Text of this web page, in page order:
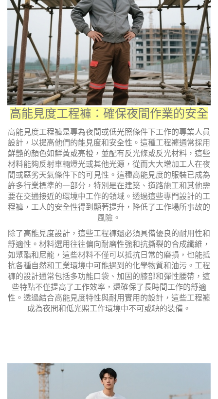
高能見度工程褲：確保夜間作業的安全
高能見度工程褲是專為夜間或低光照條件下工作的專業人員
設計，以提高他們的能見度和安全性。這種工程褲通常採用
鮮艷的顏色如鮮黃或亮橙，並配有反光條或反光材料，這些
材料能夠反射車輛燈光或其他光源，從而大大增加工人在夜
間或惡劣天氣條件下的可見性。這種高能見度的服裝已成為
許多行業標準的一部分，特別是在建築、道路施工和其他需
要在交通接近的環境中工作的領域。透過這些專門設計的工
程褲，工人的安全性得到顯著提升，降低了工作場所事故的
風險。
除了高能見度設計，這些工程褲還必須具備優良的耐用性和
舒適性。材料選用往往偏向耐磨性強和抗撕裂的合成纖維，
如聚酯和尼龍，這些材料不僅可以抵抗日常的磨損，也能抵
抗各種自然和工業環境中可能遇到的化學物質和油污。工程
褲的設計通常包括多功能口袋、加固的膝部和彈性腰帶，這
些特點不僅提高了工作效率，還確保了長時間工作的舒適
性。透過結合高能見度特性與耐用實用的設計，這些工程褲
成為夜間和低光照工作環境中不可或缺的裝備。